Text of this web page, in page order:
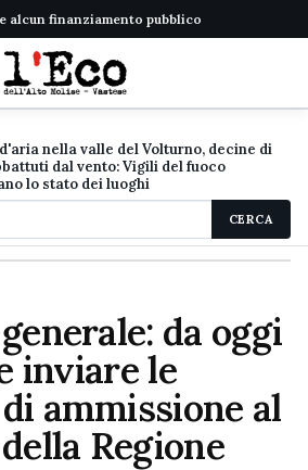
alcun finanziamento pubblico
nella valle del Volturno, decine di
dal vento: Vigili del fuoco
lo stato dei luoghi
CERCA
da oggi
inviare le
ammissione al
Regione